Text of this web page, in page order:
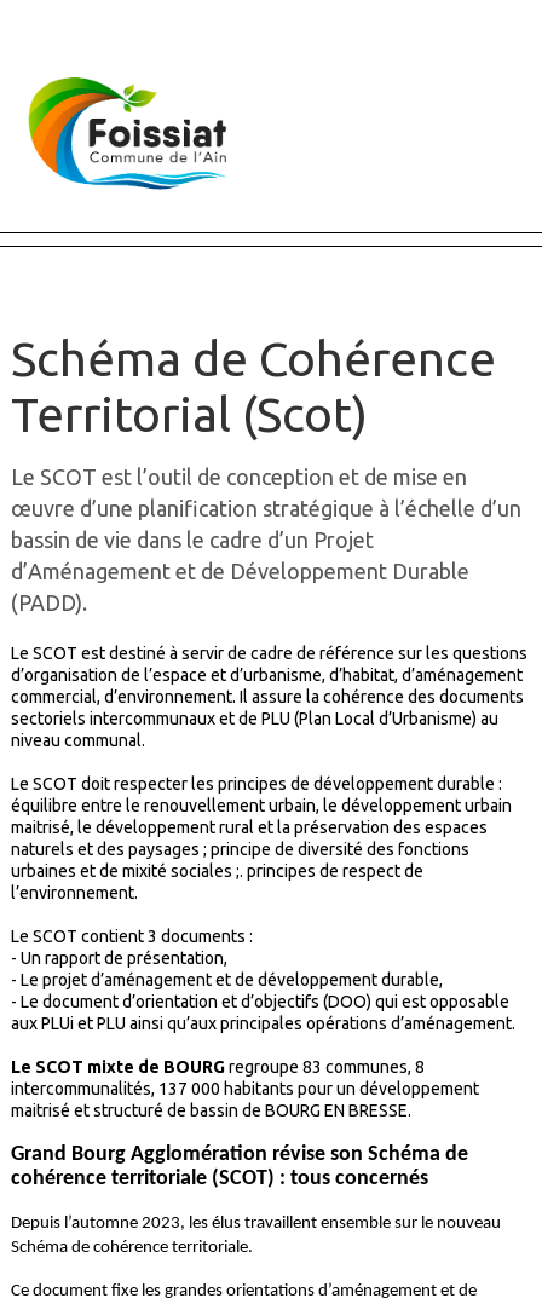
Schéma de Cohérence
Territorial (Scot)
Le SCOT est l’outil de conception et de mise en
œuvre d’une planification stratégique à l’échelle d’un
bassin de vie dans le cadre d’un Projet
d’Aménagement et de Développement Durable
(PADD).
Le SCOT est destiné à servir de cadre de référence sur les questions
d’organisation de l’espace et d’urbanisme, d’habitat, d’aménagement
commercial, d’environnement. Il assure la cohérence des documents
sectoriels intercommunaux et de PLU (Plan Local d’Urbanisme) au
niveau communal.
Le SCOT doit respecter les principes de développement durable :
équilibre entre le renouvellement urbain, le développement urbain
maitrisé, le développement rural et la préservation des espaces
naturels et des paysages ; principe de diversité des fonctions
urbaines et de mixité sociales ;. principes de respect de
l’environnement.
Le SCOT contient 3 documents :
- Un rapport de présentation,
- Le projet d’aménagement et de développement durable,
- Le document d’orientation et d’objectifs (DOO) qui est opposable
aux PLUi et PLU ainsi qu’aux principales opérations d’aménagement.
Le SCOT mixte de BOURGregroupe 83 communes, 8
intercommunalités, 137 000 habitants pour un développement
maitrisé et structuré de bassin de BOURG EN BRESSE.
Grand Bourg Agglomération révise son Schéma de
cohérence territoriale (SCOT) : tous concernés
Depuis l’automne 2023, les élus travaillent ensemble sur le nouveau
Schéma de cohérence territoriale.
Ce document fixe les grandes orientations d’aménagement et de